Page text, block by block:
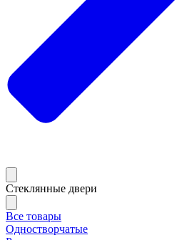
Стеклянные двери
Все товары
Одностворчатые